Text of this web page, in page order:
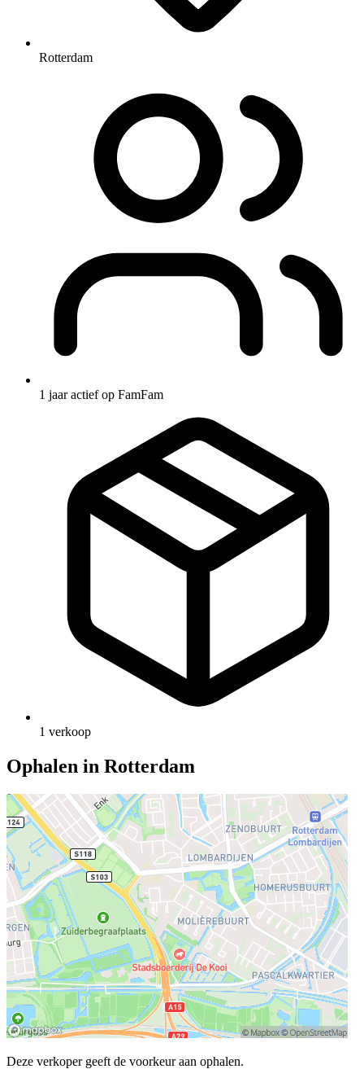
Rotterdam
1 jaar actief op FamFam
1 verkoop
Ophalen in Rotterdam
Deze verkoper geeft de voorkeur aan ophalen.